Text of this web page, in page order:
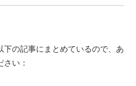
下の記事にまとめているので、あ
い：